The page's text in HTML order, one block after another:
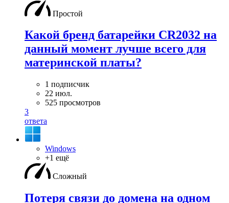
Простой
Какой бренд батарейки CR2032 на
данный момент лучше всего для
материнской платы?
1 подписчик
22 июл.
525 просмотров
3
ответа
Windows
+1 ещё
Сложный
Потеря связи до домена на одном